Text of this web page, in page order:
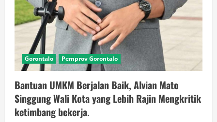
Gorontalo Pemprov Gorontalo
Bantuan UMKM Berjalan Baik, Alvian Mato
Singgung Wali Kota yang Lebih Rajin Mengkritik
ketimbang bekerja.